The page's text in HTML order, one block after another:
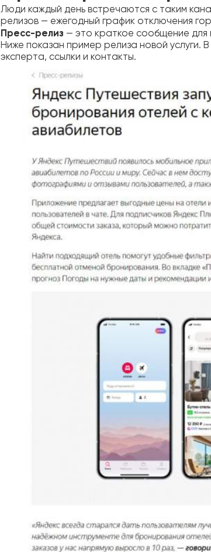
Люди каждый день встречаются с таким
релизов — ежегодный график отключения
Пресс-релиз — это краткое сообщение
Ниже показан пример релиза новой услуги.
эксперта, ссылки и контакты.